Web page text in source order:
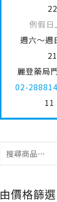
例假日
週六～週
麗登藥局
02-
11
由價格篩選